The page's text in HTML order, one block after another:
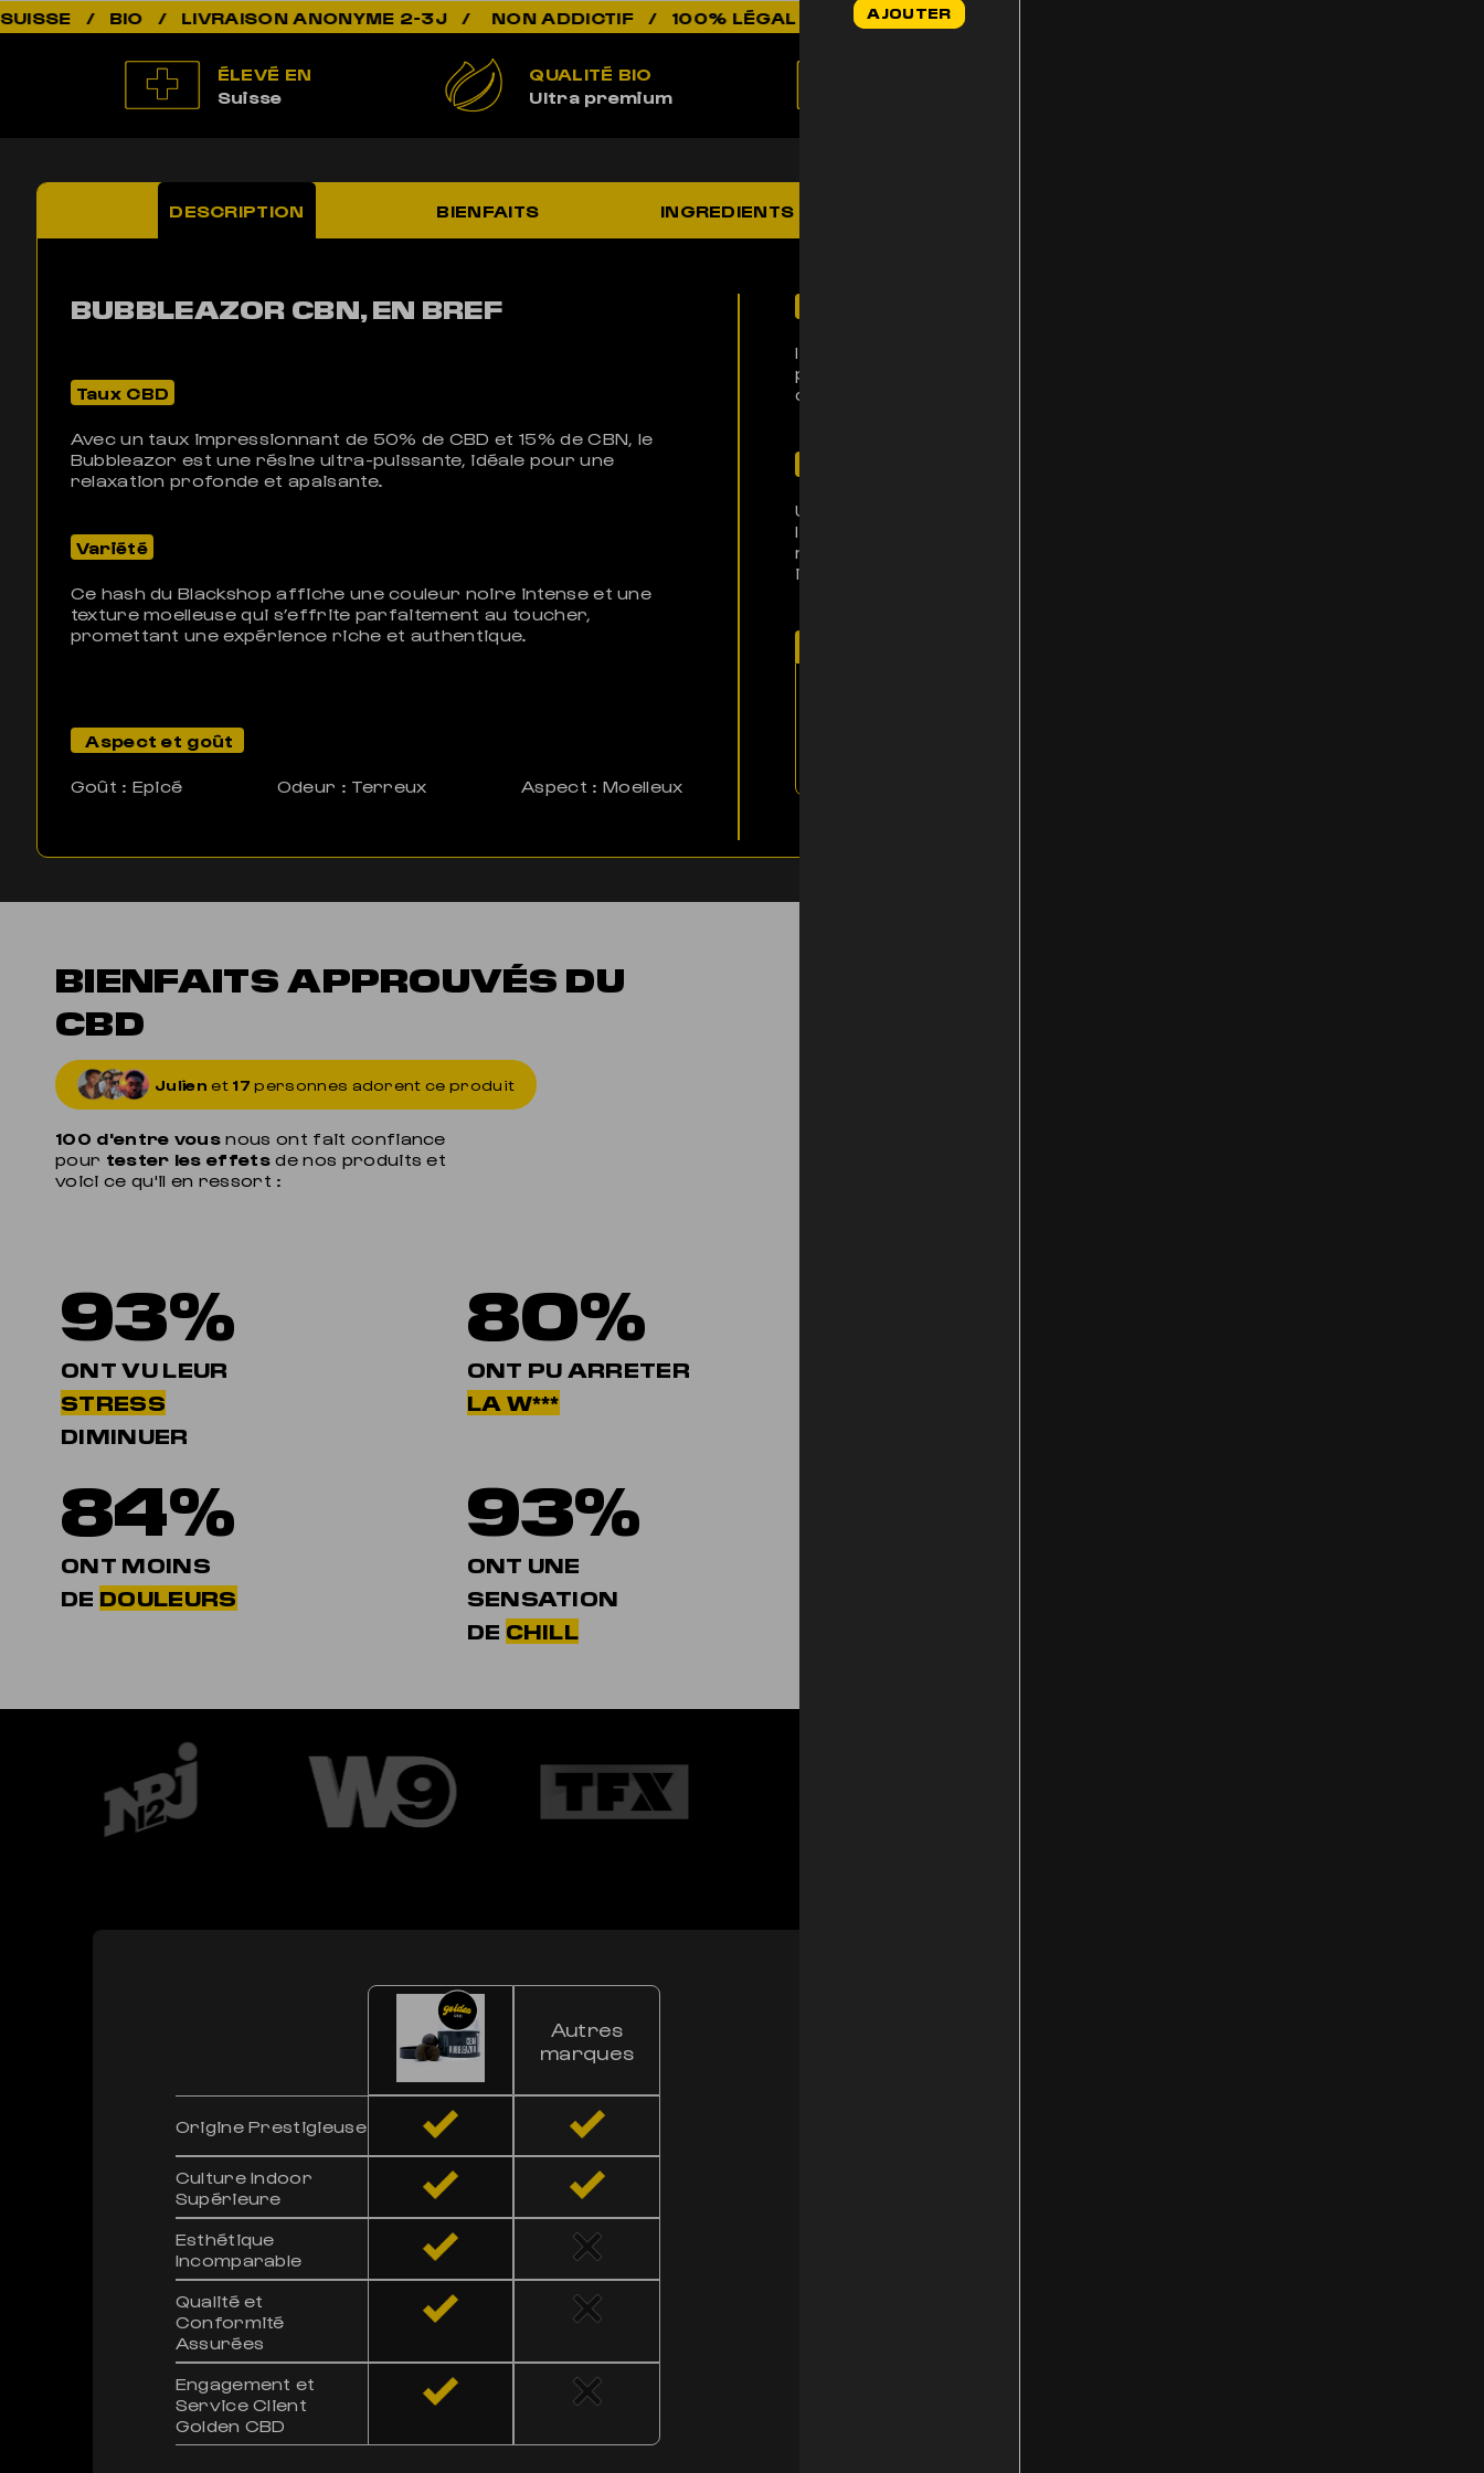
NON ADDICTIF / 100% LÉGAL / QUALITÉ PREMIUM / ÉLEVÉ EN SUISSE / BIO / LIVRAISON ANONYME 2-
ÉLEVÉ EN
Suisse
QUALITÉ BIO
Ultra premium
DESCRIPTION BIENFAITS INGREDIENTS
BUBBLEAZOR CBN, EN BREF
Taux CBD
Avec un taux impressionnant de 50% de CBD et 15% de CBN, le
Bubbleazor est une résine ultra-puissante, idéale pour une
relaxation profonde et apaisante.
Variété
Ce hash du Blackshop affiche une couleur noire intense et une
texture moelleuse qui s’effrite parfaitement au toucher,
promettant une expérience riche et authentique.
Aspect et goût
Goût : Epicé Odeur : Terreux Aspect : Moelleux
Idéal pour ceux qui recherchent des effets relaxants puissants,
parfait pour se détendre en fin de journée ou pour des moments
de calme intense.
Unique résine et produit le plus puissant du
le
rigoureuses et provient de France, garantissant une qualité
irréprochable.
BIENFAITS APPROUVÉS DU
CBD
Julien et 17 personnes adorent ce produit
100 d'entre vousnous ont fait confiance
pour tester les effetsde nos produits et
voici ce qu'il en ressort :
93%
ONT VU LEUR
STRESS
DIMINUER
80%
ONT PU ARRETER
LA W***
84%
ONT MOINS
DE DOULEURS
93%
ONT UNE
SENSATION
DE CHILL
Autres
marques
Origine Prestigieuse
Culture Indoor
Supérieure
Esthétique
Incomparable
Qualité et
Conformité
Assurées
Engagement et
Service Client
Golden CBD
initial
AJOUTER